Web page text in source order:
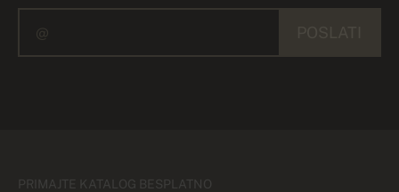
PRIMAJTE KATALOG BESPLATNO